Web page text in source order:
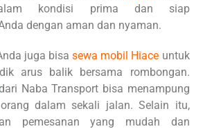
kondisi prima dan siap
dengan aman dan nyaman.
juga bisasewa mobil Hiace untuk
arus balik bersama rombongan.
Naba Transport bisa menampung
dalam sekali jalan. Selain itu,
pemesanan yang mudah dan